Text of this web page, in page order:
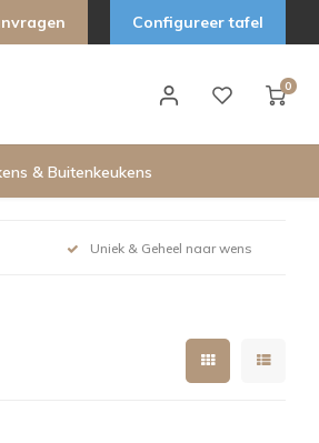
Configureer tafel
0
& Buitenkeukens
Uniek & Geheel naar wens